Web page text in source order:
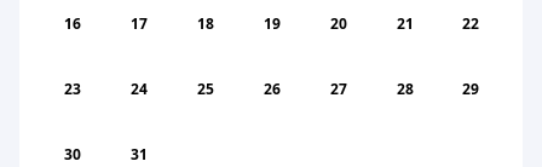
16 17 18 19 20 21 22
23 24 25 26 27 28 29
30 31